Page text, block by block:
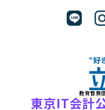
"好
教育費無
東京IT会計